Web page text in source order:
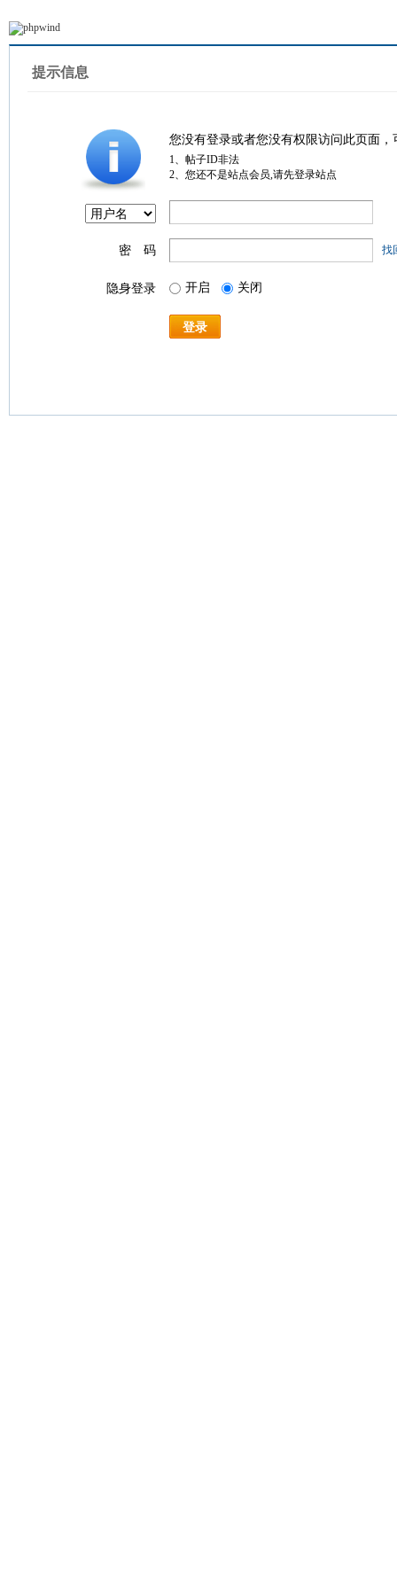
提示信息
您没有登录或者您没有权限访问此页面
1、帖子ID非法
2、您还不是站点会员,请先登录站点
密 码 找
隐身登录 开启 关闭
登录